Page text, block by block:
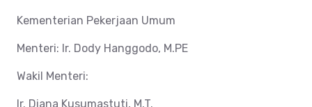
Kementerian Pekerjaan Umum
Menteri: Ir. Dody Hanggodo, M.PE
Wakil Menteri:
Ir. Diana Kusumastuti, M.T.